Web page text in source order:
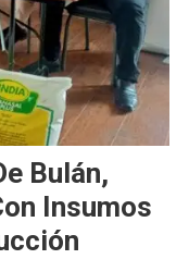
Bulán,
Insumos